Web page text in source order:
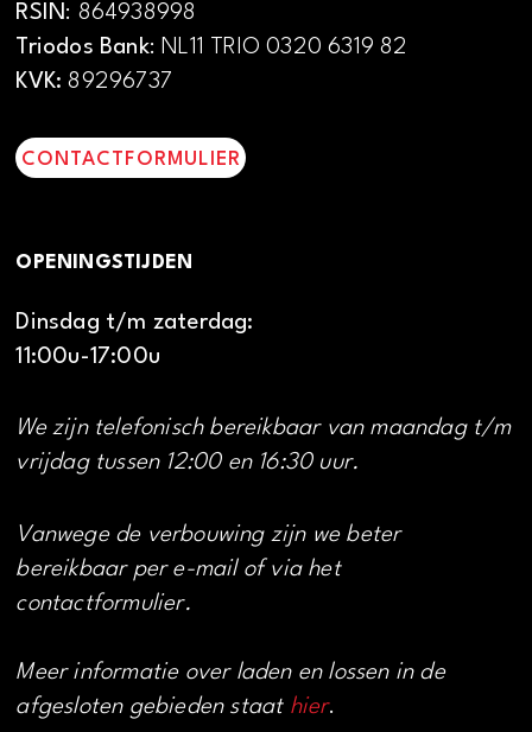
RSIN: 864938998
Triodos Bank: NL11 TRIO 0320 6319 82
KVK: 89296737
CONTACTFORMULIER
OPENINGSTIJDEN
Dinsdag t/m zaterdag:
11:00u-17:00u
We zijn telefonisch bereikbaar van maandag t/m
vrijdag tussen 12:00 en 16:30 uur.
Vanwege de verbouwing zijn we beter
bereikbaar per e-mail of via het
contactformulier.
Meer informatie over laden en lossen in de
afgesloten gebieden staat hier.